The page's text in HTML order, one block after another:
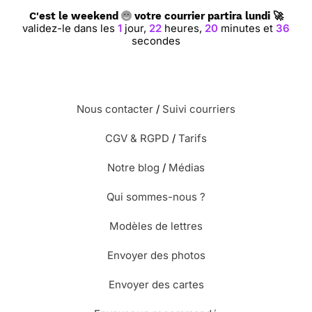
⭐⭐⭐⭐⭐ Le 02/03/2015 : Simplicité et parlante
Le 26/10/2013 : Couleurs vives et
Le 23/10/2013 : Le geste et la couleur
Le 17/10/2013 : Très colorée pour donner
C'est le weekend votre courrier partira lundi 🚀
validez-le dans les 1 jour, 22 heures, 20 minutes et 36
secondes
Nous contacter / Suivi courriers
CGV & RGPD / Tarifs
Notre blog / Médias
Qui sommes-nous ?
Modèles de lettres
Envoyer des photos
Envoyer des cartes